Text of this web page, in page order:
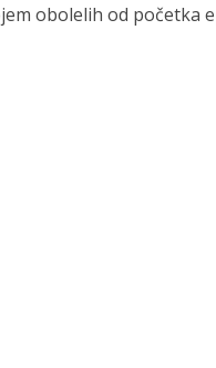
obolelih od početka